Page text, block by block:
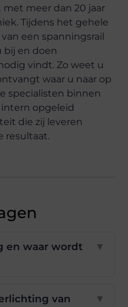
met meer dan 20 jaar
Tijdens het gehele
een spanningsrail
bij en doen
vindt. Zo weet u
waar u naar op
specialisten binnen
opgeleid
die zij leveren
resultaat.
en waar wordt
▼
van
▼